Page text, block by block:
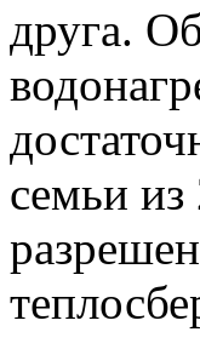
друга.
семьи